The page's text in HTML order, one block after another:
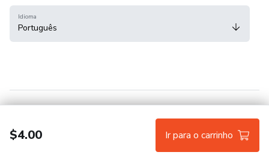
$4.00 Ir para o carrinho
Idioma
Português
Hotmart — 2011-2026 © Todos os direitos reservados.